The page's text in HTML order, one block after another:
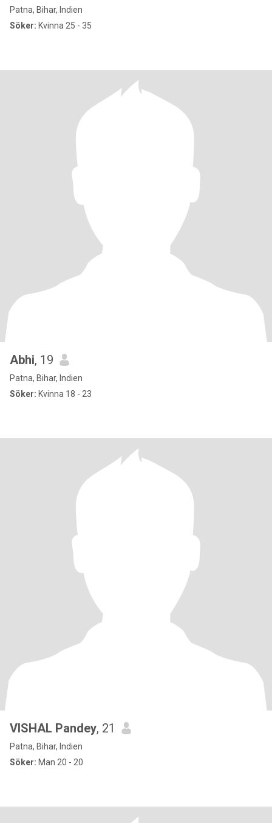
Patna, Bihar, Indien
Söker: Kvinna 25 - 35
Abhi, 19
Patna, Bihar, Indien
Söker: Kvinna 18 - 23
VISHAL Pandey, 21
Patna, Bihar, Indien
Söker: Man 20 - 20